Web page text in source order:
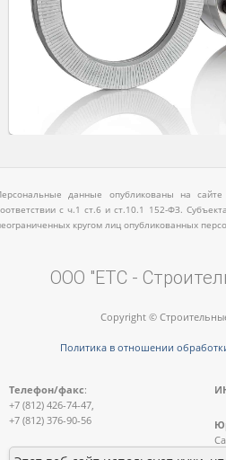
данные опубликованы на
с ч.1 ст.6 и ст.10.1 152-ФЗ.
кругом лиц опубликованных
ООО "ЕТС -
Copyright ©
Политика в отношении
Телефон/факс:
+7 (812) 426-74-47,
+7 (812) 376-90-56
E-mail: